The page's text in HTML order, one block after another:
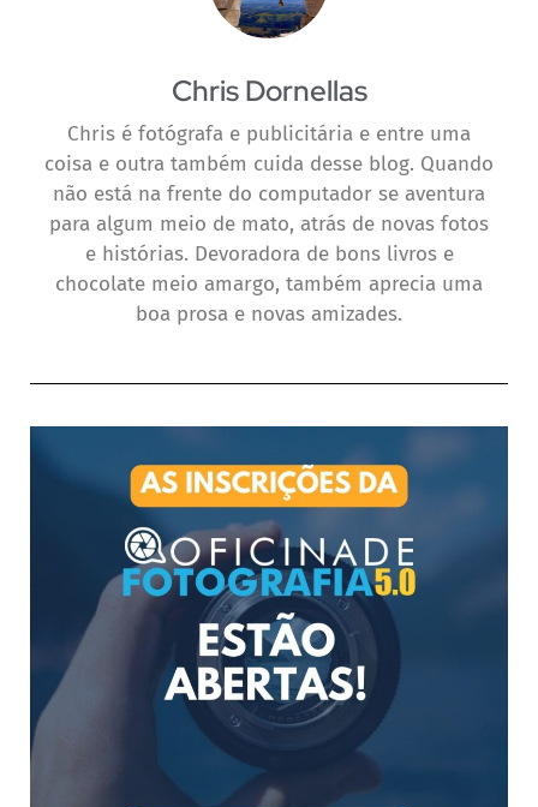
Chris Dornellas
Chris é fotógrafa e publicitária e entre uma
coisa e outra também cuida desse blog. Quando
não está na frente do computador se aventura
para algum meio de mato, atrás de novas fotos
e histórias. Devoradora de bons livros e
chocolate meio amargo, também aprecia uma
boa prosa e novas amizades.